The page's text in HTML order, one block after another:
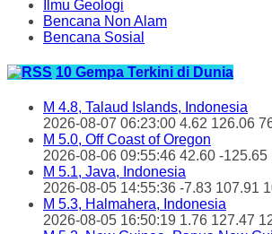
Ilmu Geologi
Bencana Non Alam
Bencana Sosial
10 Gempa Terkini di Dunia
M 4.8, Talaud Islands, Indonesia
2026-08-07 06:23:00 4.62 126.06
M 5.0, Off Coast of Oregon
2026-08-06 09:55:46 42.60 -125.65
M 5.1, Java, Indonesia
2026-08-05 14:55:36 -7.83 107.91
M 5.3, Halmahera, Indonesia
2026-08-05 16:50:19 1.76 127.47